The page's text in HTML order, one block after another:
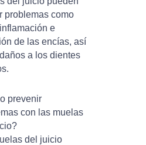
problemas como
e
de las encías, así
a los dientes
prevenir
con las muelas
del juicio